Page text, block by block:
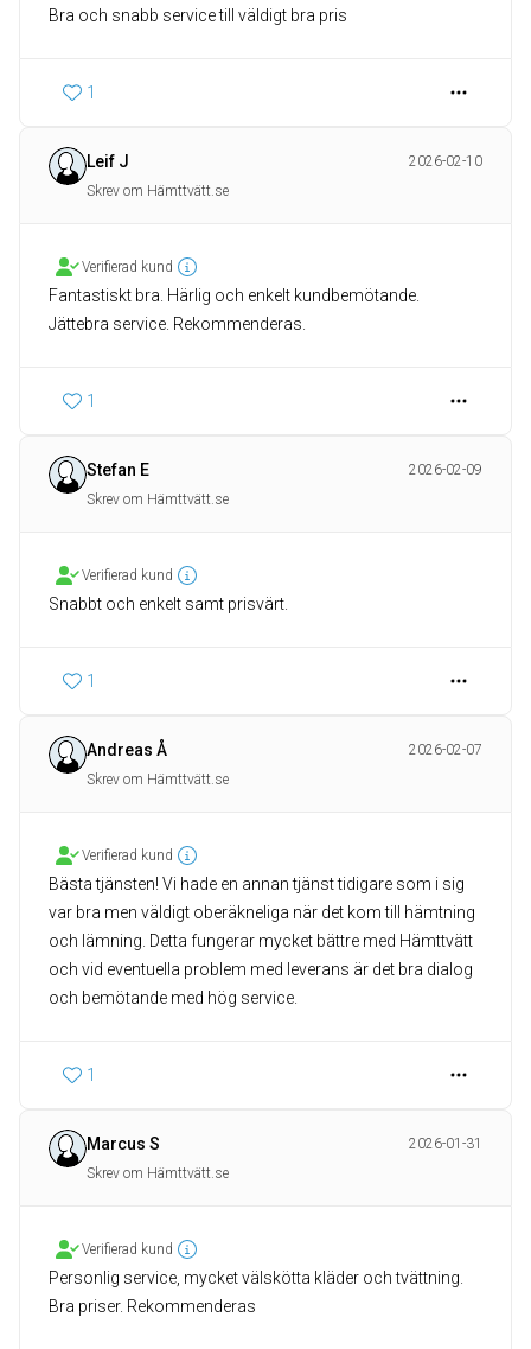
Bra och snabb service till väldigt bra pris
1
Leif J
2026-02-10
Skrev om Hämttvätt.se
Verifierad kund
Fantastiskt bra. Härlig och enkelt kundbemötande.
Jättebra service. Rekommenderas.
1
Stefan E
2026-02-09
Skrev om Hämttvätt.se
Verifierad kund
Snabbt och enkelt samt prisvärt.
1
Andreas Å
2026-02-07
Skrev om Hämttvätt.se
Verifierad kund
Bästa tjänsten! Vi hade en annan tjänst tidigare som i sig
var bra men väldigt oberäkneliga när det kom till hämtning
och lämning. Detta fungerar mycket bättre med Hämttvätt
och vid eventuella problem med leverans är det bra dialog
och bemötande med hög service.
1
Marcus S
2026-01-31
Skrev om Hämttvätt.se
Verifierad kund
Personlig service, mycket välskötta kläder och tvättning.
Bra priser. Rekommenderas